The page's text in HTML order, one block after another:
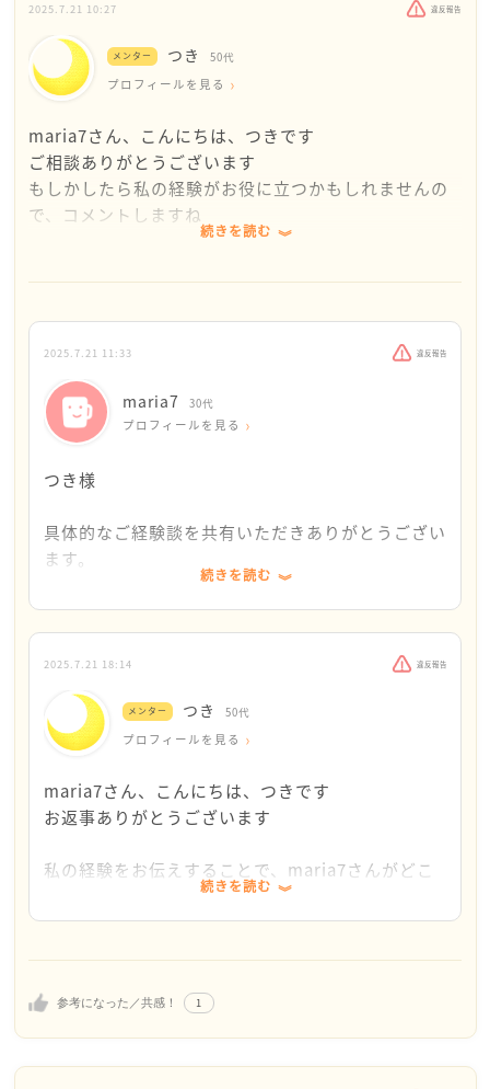
電話でも予約できますし、「今すぐ離婚するかどうか
は決めていないけど、今の状況を話したい」というだ
けでも大丈夫です。話すだけで見える選択肢が増え、
少し気持ちが整理されるのではないでしょうか。
また、経済的な不安が強い場合、自治体の「ひとり親
支援」や「生活支援制度」などの制度を知ることで、
「全部自分で抱えなくてもいいんだ」と感じられる瞬
間があるかもしれません。
２．法テラス
不安も、早めに聞くと気持ちが整理できます。
３. 生活のために「全部を一気に頑張らない」こと
今は「もっと働かなきゃ」「スポーツを削らなきゃ」
と思われているかもしれませんが、今のフルタイムの
ーツを続けているあなたには、すでに大きな力があり
話せる場所を増やすことで、それだけでも心が軽くな
2025.7.21 10:27 違反報告
メンター つき 50代
プロフィールを見る
maria7さん、こんにちは、つきです
ご相談ありがとうございます
もしかしたら私の経験がお役に立つかもしれませんの
で、コメントしますね
ただ、少々厳しい現実も中には含まれると思います
頼れる親戚は一人もいない状態でしたので、かなり準
備をしてから挑みました
・貯金
目標は200万円くらいです
り、弁護士に代理人として依頼する場合、別居は必須
何故なら、話し合いで離婚が決まれば良いのです
が、例えば相手が有責者であったとしても必ず揉めま
す（話し合いが成立しないため）
このため調停・裁判になる可能性が高く、同居をし
ていると代理人として弁護士を立てることができない
からです
・子供の意思を確認
元夫は子供に対してもＤＶをしており、その点では
子供たちの意思は私と一致してました
てくれました
・証拠を集める
ゃいますが、何か調停員を納得させられるような証拠
私の場合は、子供達への暴言の録音、子供用のノー
ット、私の5年分の源泉徴収（経済ＤＶもあったた
続きを読む
参考になった／共感！ 1
2025.7.21 11:33 違反報告
maria7 30代
プロフィールを見る
つき様
具体的なご経験談を共有いただきありがとうござい
ます。
200万はもう少しでクリアできそうです。
また、別居の必要性も理解いたしました。
・子供の意思を確認
子供は現時点で離婚を全く受け入れたくないようで
す。
・証拠を集める
か？
→ここがどう証拠にしていいのかわからないのが現
状です。
生理的に無理な証拠を集める…？ということで自分
の中でどうしていいかわからないので動きが止まっ
続きを読む
2025.7.21 18:14 違反報告
メンター つき 50代
プロフィールを見る
maria7さん、こんにちは、つきです
お返事ありがとうございます
私の経験をお伝えすることで、maria7さんがどこ
から手を付けたらよいかという迷いから、一つずつ
解決する方法を考える方向になったようで良かった
お子さんは離婚には反対なのですね…
続きを読む